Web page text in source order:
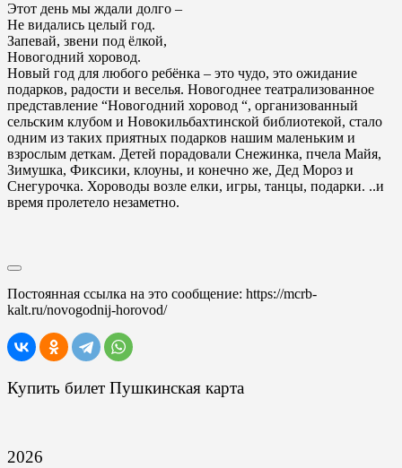
Этот день мы ждали долго –
Не видались целый год.
Запевай, звени под ёлкой,
Новогодний хоровод.
Новый год для любого ребёнка – это чудо, это ожидание
подарков, радости и веселья. Новогоднее театрализованное
представление “Новогодний хоровод “, организованный
сельским клубом и Новокильбахтинской библиотекой, стало
одним из таких приятных подарков нашим маленьким и
взрослым деткам. Детей порадовали Снежинка, пчела Майя,
Зимушка, Фиксики, клоуны, и конечно же, Дед Мороз и
Снегурочка. Хороводы возле елки, игры, танцы, подарки. ..и
время пролетело незаметно.
Постоянная ссылка на это сообщение: https://mcrb-
kalt.ru/novogodnij-horovod/
Купить билет Пушкинская карта
2026